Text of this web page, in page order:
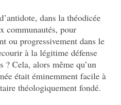
dans la théodicée
communautés, pour
ou progressivement dans le
à la légitime défense
? Cela, alors même qu’un
était éminemment facile à
théologiquement fondé.